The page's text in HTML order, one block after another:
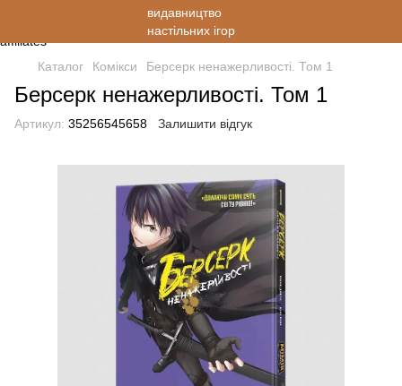
Каталог Комікси Берсерк ненажерливості. Том 1
Берсерк ненажерливості. Том 1
Артикул: 35256545658 Залишити відгук